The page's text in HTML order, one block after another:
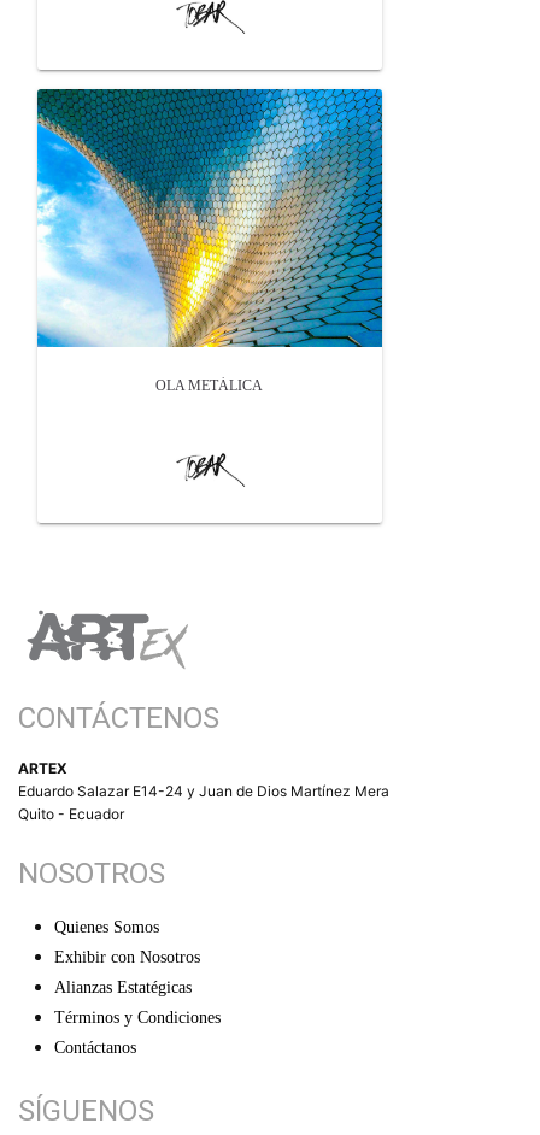
OLA METÁLICA
CONTÁCTENOS
ARTEX
Eduardo Salazar E14-24 y Juan de Dios Martínez Mera
Quito - Ecuador
NOSOTROS
Quienes Somos
Exhibir con Nosotros
Alianzas Estatégicas
Términos y Condiciones
Contáctanos
SÍGUENOS